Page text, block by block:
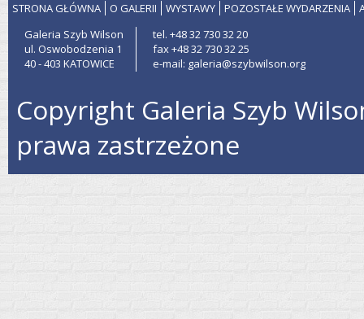
STRONA GŁÓWNA O GALERII WYSTAWY POZOSTAŁE WYDARZENIA
Galeria Szyb Wilson
ul. Oswobodzenia 1
40 - 403 KATOWICE
tel. +48 32 730 32 20
fax +48 32 730 32 25
e-mail: galeria@szybwilson.org
Copyright Galeria Szyb
prawa zastrzeżone